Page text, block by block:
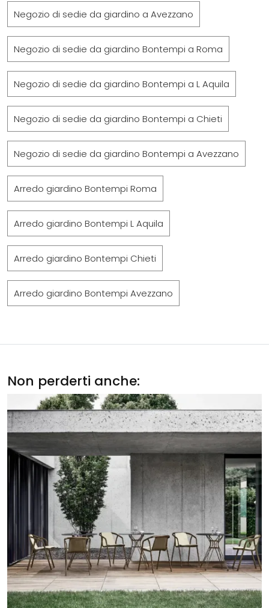
Negozio di sedie da giardino a Avezzano
Negozio di sedie da giardino Bontempi a Roma
Negozio di sedie da giardino Bontempi a L Aquila
Negozio di sedie da giardino Bontempi a Chieti
Negozio di sedie da giardino Bontempi a Avezzano
Arredo giardino Bontempi Roma
Arredo giardino Bontempi L Aquila
Arredo giardino Bontempi Chieti
Arredo giardino Bontempi Avezzano
Non perderti anche: